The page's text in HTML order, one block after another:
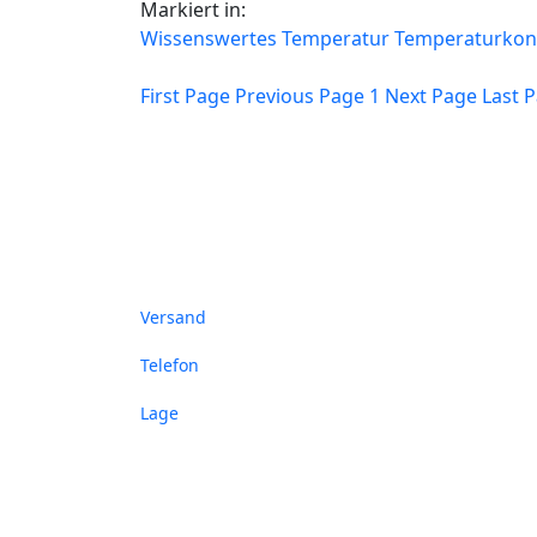
Markiert in:
Wissenswertes Temperatur
First Page Previous Page 1 Next Page Last
Versand
Telefon
Lage